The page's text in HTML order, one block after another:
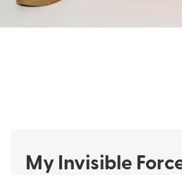
My Invisible